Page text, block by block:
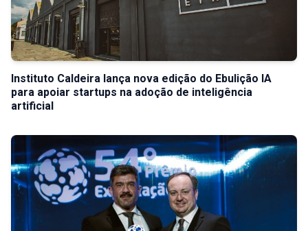
Instituto Caldeira lança nova edição do Ebulição IA
para apoiar startups na adoção de inteligência
artificial